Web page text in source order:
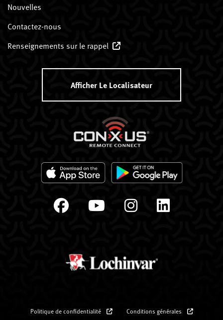
Nouvelles
Contactez-nous
Renseignements sur le rappel
Afficher Le Localisateur
Politique de confidentialité Conditions générales